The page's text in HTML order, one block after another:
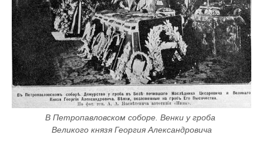
В Петропавловском соборе. Венки у гроба
Великого князя Георгия Александровича